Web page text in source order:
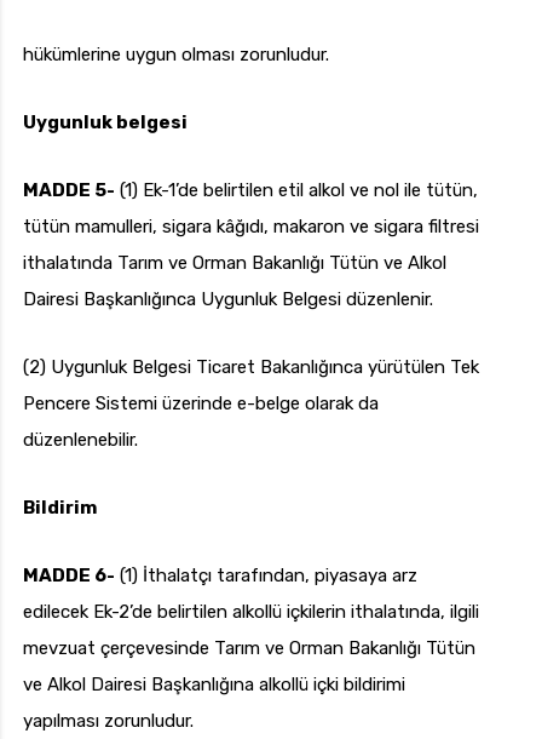
hükümlerine uygun olması zorunludur.
Uygunluk belgesi
MADDE 5- (1) Ek-1’de belirtilen etil alkol ve nol ile tütün,
tütün mamulleri, sigara kâğıdı, makaron ve sigara filtresi
ithalatında Tarım ve Orman Bakanlığı Tütün ve Alkol
Dairesi Başkanlığınca Uygunluk Belgesi düzenlenir.
(2) Uygunluk Belgesi Ticaret Bakanlığınca yürütülen Tek
Pencere Sistemi üzerinde e-belge olarak da
düzenlenebilir.
Bildirim
MADDE 6- (1) İthalatçı tarafından, piyasaya arz
edilecek Ek-2’de belirtilen alkollü içkilerin ithalatında, ilgili
mevzuat çerçevesinde Tarım ve Orman Bakanlığı Tütün
ve Alkol Dairesi Başkanlığına alkollü içki bildirimi
yapılması zorunludur.